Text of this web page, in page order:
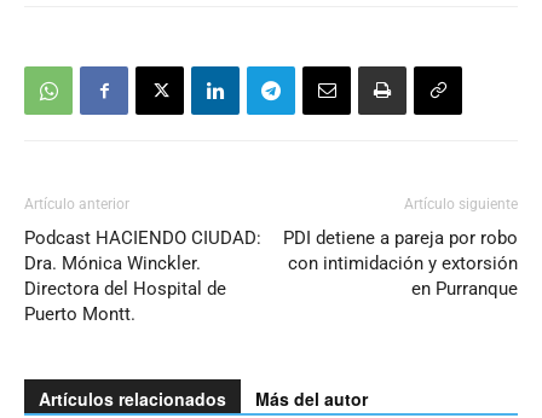
Artículo anterior
Podcast HACIENDO CIUDAD:
Dra. Mónica Winckler.
Directora del Hospital de
Puerto Montt.
Artículo siguiente
PDI detiene a pareja por robo
con intimidación y extorsión
en Purranque
Artículos relacionados Más del autor